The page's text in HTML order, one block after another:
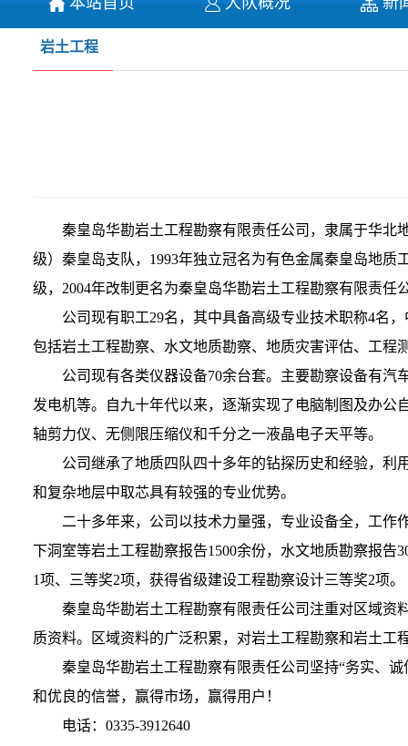
岩土工程
秦皇岛华勘岩土工程勘察有限责任公司，隶属于华北
级）秦皇岛支队，1993年独立冠名为有色金属秦皇岛地
级，2004年改制更名为秦皇岛华勘岩土工程勘察有限责任
公司现有职工29名，其中具备高级专业技术职称4名，
包括岩土工程勘察、水文地质勘察、地质灾害评估、工程
公司现有各类仪器设备70余台套。主要勘察设备有汽
发电机等。自九十年代以来，逐渐实现了电脑制图及办
轴剪力仪、无侧限压缩仪和千分之一液晶电子天平等。
公司继承了地质四队四十多年的钻探历史和经验，利
和复杂地层中取芯具有较强的专业优势。
二十多年来，公司以技术力量强，专业设备全，工作
下洞室等岩土工程勘察报告1500余份，水文地质勘察报
1项、三等奖2项，获得省级建设工程勘察设计三等奖2项。
秦皇岛华勘岩土工程勘察有限责任公司注重对区域资
质资料。区域资料的广泛积累，对岩土工程勘察和岩土
秦皇岛华勘岩土工程勘察有限责任公司坚持“务实、诚
和优良的信誉，赢得市场，赢得用户！
电话：0335-3912640